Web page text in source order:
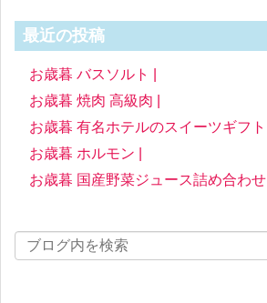
最近の投稿
お歳暮 バスソルト |
お歳暮 焼肉 高級肉 |
お歳暮 有名ホテルのスイーツギフト |
お歳暮 ホルモン |
お歳暮 国産野菜ジュース詰め合わせ |